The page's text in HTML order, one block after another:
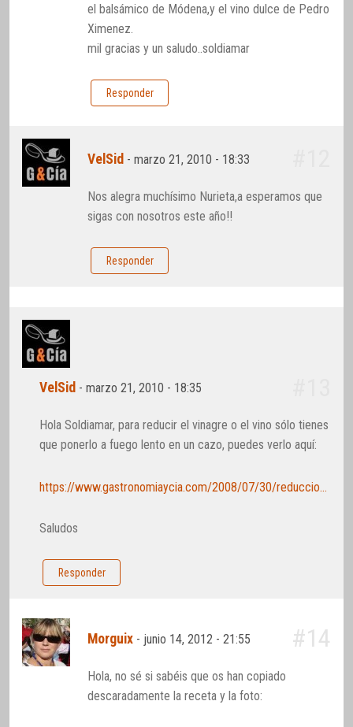
el balsámico de Módena,y el vino dulce de Pedro
Ximenez.
mil gracias y un saludo..soldiamar
Responder
VelSid -marzo 21, 2010 - 18:33
Nos alegra muchísimo Nurieta,a esperamos que
sigas con nosotros este año!!
Responder
VelSid -marzo 21, 2010 - 18:35
Hola Soldiamar, para reducir el vinagre o el vino sólo tienes
que ponerlo a fuego lento en un cazo, puedes verlo aquí:
https://www.gastronomiaycia.com/2008/07/30/reduccion-de-pedro-ximenez/
Saludos
Responder
Morguix - junio 14, 2012 - 21:55 #14
Hola, no sé si sabéis que os han copiado
descaradamente la receta y la foto: